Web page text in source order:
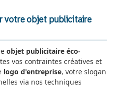
votre objet publicitaire
objet publicitaire éco-
vos contraintes créatives et
logo d'entreprise, votre slogan
via nos techniques